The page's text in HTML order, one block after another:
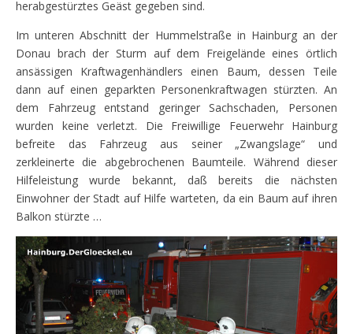
herabgestürztes Geäst gegeben sind.
Im unteren Abschnitt der Hummelstraße in Hainburg an der
Donau brach der Sturm auf dem Freigelände eines örtlich
ansässigen Kraftwagenhändlers einen Baum, dessen Teile
dann auf einen geparkten Personenkraftwagen stürzten. An
dem Fahrzeug entstand geringer Sachschaden, Personen
wurden keine verletzt. Die Freiwillige Feuerwehr Hainburg
befreite das Fahrzeug aus seiner „Zwangslage“ und
zerkleinerte die abgebrochenen Baumteile. Während dieser
Hilfeleistung wurde bekannt, daß bereits die nächsten
Einwohner der Stadt auf Hilfe warteten, da ein Baum auf ihren
Balkon stürzte …